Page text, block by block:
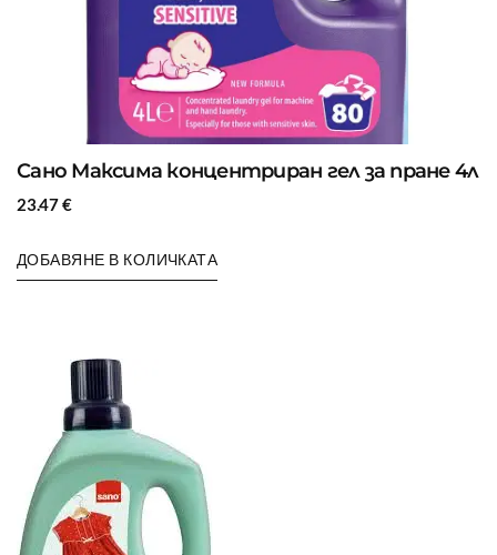
Сано Максима концентриран гел за пране 4л
23.47€
ДОБАВЯНЕ В КОЛИЧКАТА